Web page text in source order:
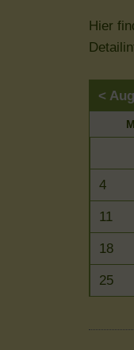
Hier
<
4
11
18
25